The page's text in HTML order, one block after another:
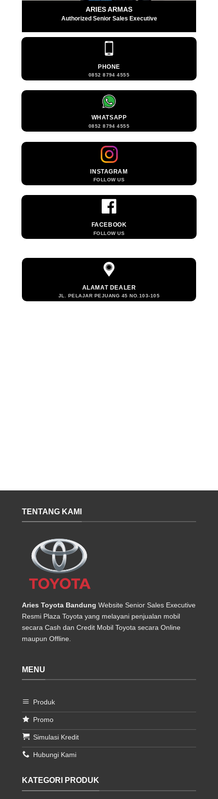
ARIES ARMAS
Authorized Senior Sales Executive
PHONE
0852 8794 4555
WHATSAPP
0852 8794 4555
INSTAGRAM
FOLLOW US
FACEBOOK
FOLLOW US
ALAMAT DEALER
JL. PELAJAR PEJUANG 45 NO.103-105
TENTANG KAMI
Aries Toyota Bandung Website Senior Sales Executive
Resmi Plaza Toyota yang melayani penjualan mobil
secara Cash dan Credit Mobil Toyota secara Online
maupun Offline.
MENU
Produk
Promo
Simulasi Kredit
Hubungi Kami
KATEGORI PRODUK